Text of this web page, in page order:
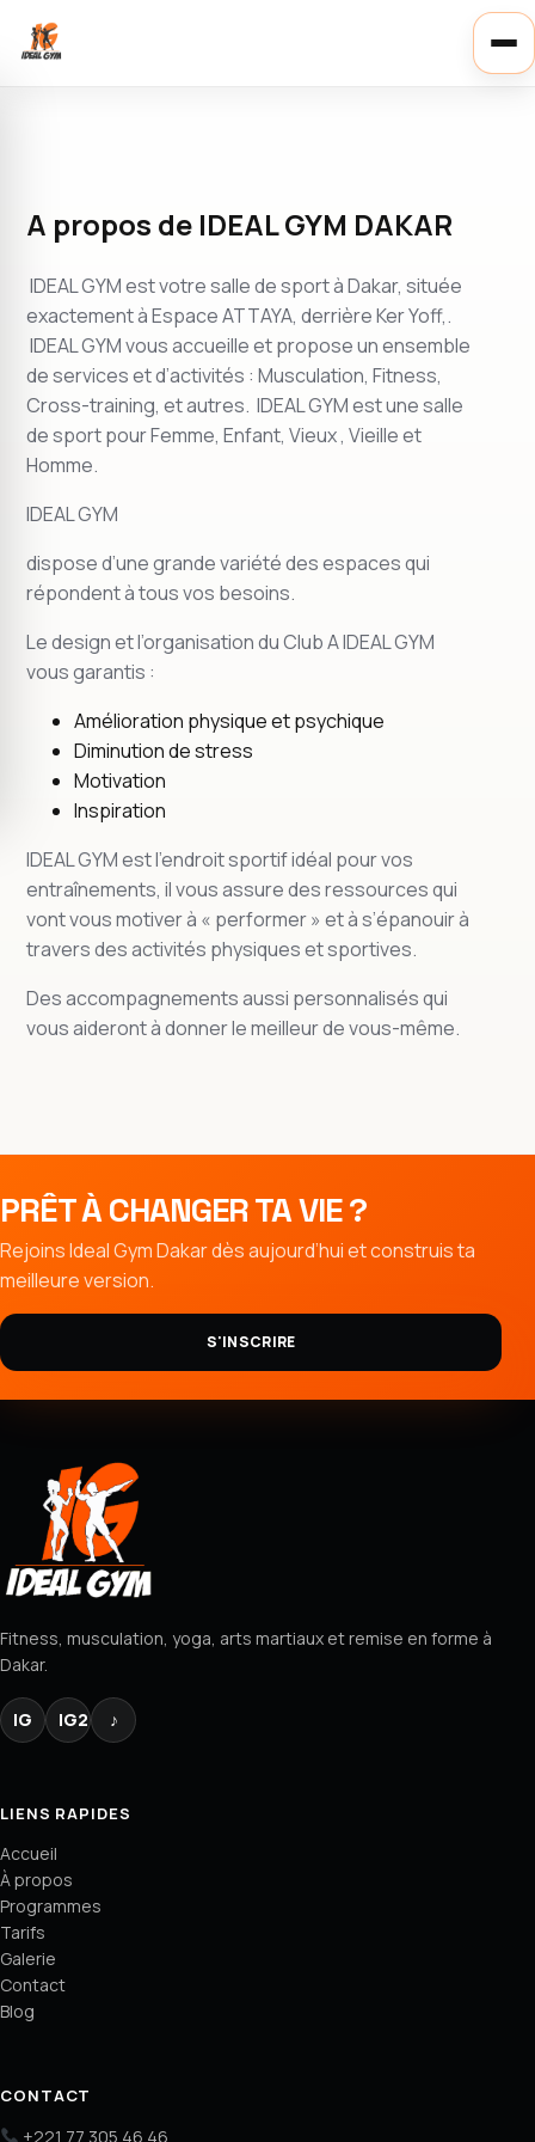
A propos de IDEAL GYM DAKAR
IDEAL GYM est votre salle de sport à Dakar, située
exactement à Espace ATTAYA, derrière Ker Yoff,.
IDEAL GYM vous accueille et propose un ensemble
de services et d’activités : Musculation, Fitness,
Cross-training, et autres. IDEAL GYM est une salle
de sport pour Femme, Enfant, Vieux , Vieille et
Homme.
IDEAL GYM
dispose d’une grande variété des espaces qui
répondent à tous vos besoins.
Le design et l’organisation du Club A IDEAL GYM
vous garantis :
Amélioration physique et psychique
Diminution de stress
Motivation
Inspiration
IDEAL GYM est l’endroit sportif idéal pour vos
entraînements, il vous assure des ressources qui
vont vous motiver à « performer » et à s’épanouir à
travers des activités physiques et sportives.
Des accompagnements aussi personnalisés qui
vous aideront à donner le meilleur de vous-même.
PRÊT À CHANGER TA VIE ?
Rejoins Ideal Gym Dakar dès aujourd’hui et construis ta
meilleure version.
S'INSCRIRE
Fitness, musculation, yoga, arts martiaux et remise en forme à
Dakar.
IG IG2 ♪
LIENS RAPIDES
Accueil
À propos
Programmes
Tarifs
Galerie
Contact
Blog
CONTACT
+221 77 305 46 46